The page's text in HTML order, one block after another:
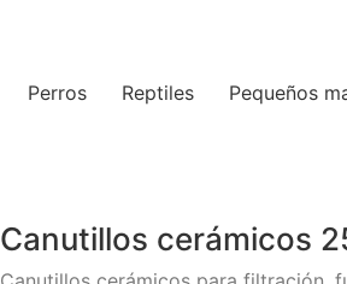
Perros Reptiles Pequeños
Canutillos cerámicos